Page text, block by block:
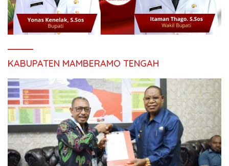
KABUPATEN MAMBERAMO TENGAH